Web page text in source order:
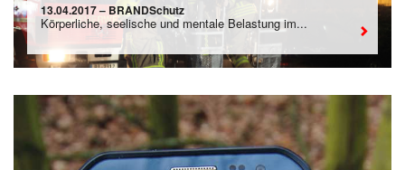
13.04.2017 – BRANDSchutz
Körperliche, seelische und mentale Belastung im...